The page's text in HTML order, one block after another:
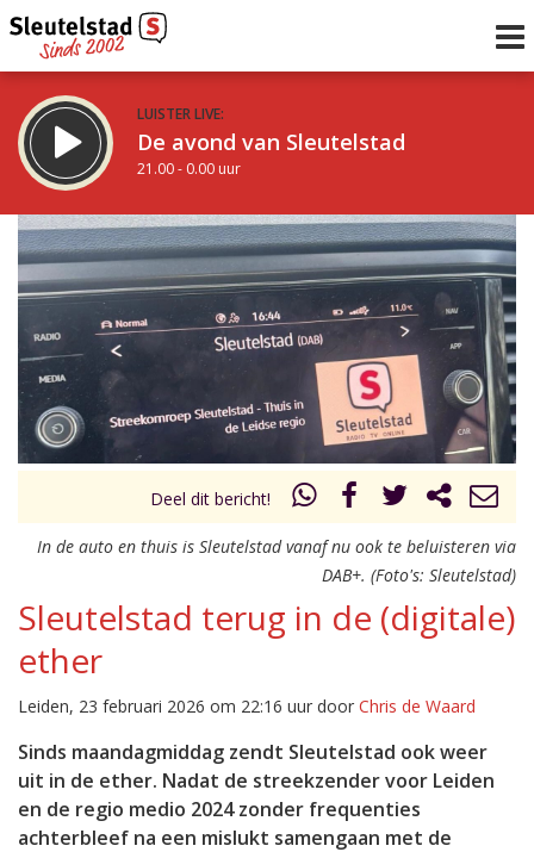
LUISTER LIVE:
De avond van Sleutelstad
21.00 - 0.00 uur
STRAKS:
De nacht van Sleutelstad
0.00 - 6.00 uur
Vorig uur
uur 1 van 0 Volgend uur
Deel dit bericht!
In de auto en thuis is Sleutelstad vanaf nu ook te beluisteren via
DAB+. (Foto's: Sleutelstad)
Sleutelstad terug in de (digitale)
ether
Leiden, 23 februari 2026 om 22:16 uur door Chris de Waard
Sinds maandagmiddag zendt Sleutelstad ook weer
uit in de ether. Nadat de streekzender voor Leiden
en de regio medio 2024 zonder frequenties
achterbleef na een mislukt samengaan met de